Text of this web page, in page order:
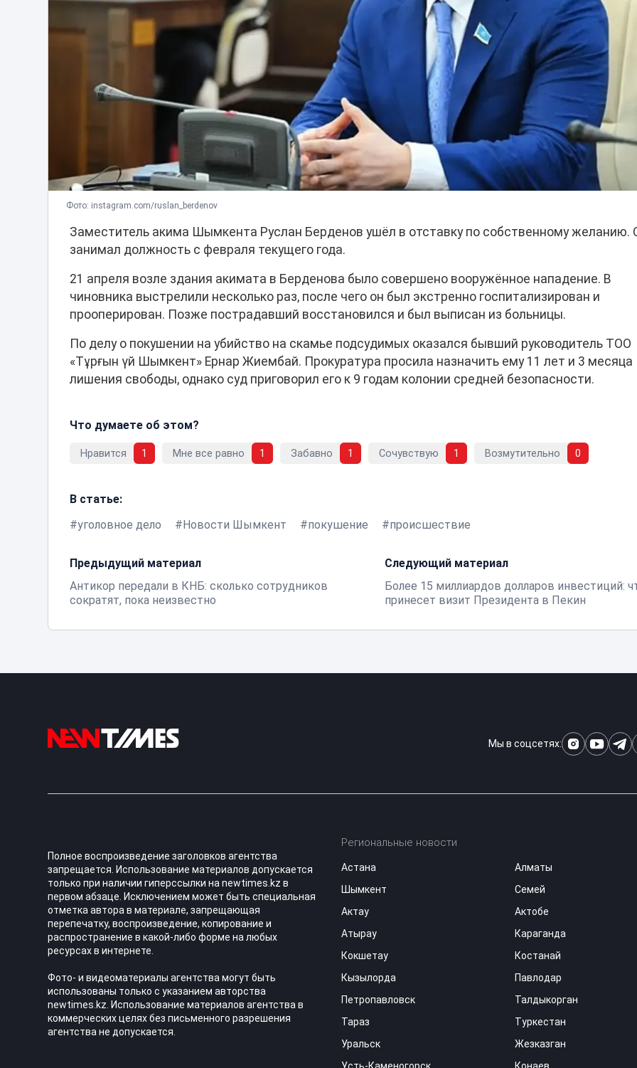
Фото: instagram.com/ruslan_berdenov
Заместитель акима Шымкента Руслан Берденов ушёл в отставку по собственному желанию.
занимал должность с февраля текущего года.
21 апреля возле здания акимата в Берденова было совершено вооружённое нападение. В
чиновника выстрелили несколько раз, после чего он был экстренно госпитализирован и
прооперирован. Позже пострадавший восстановился и был выписан из больницы.
По делу о покушении на убийство на скамье подсудимых оказался бывший руководитель ТОО
«Тұрғын үй Шымкент» Ернар Жиембай. Прокуратура просила назначить ему 11 лет и 3 месяца
лишения свободы, однако суд приговорил его к 9 годам колонии средней безопасности.
Что думаете об этом?
Нравится 1 Мне все равно 1 Забавно 1 Сочувствую 1 Возмутительно 0
В статье:
уголовное дело
Новости Шымкент покушение происшествие
Предыдущий материал
Антикор передали в КНБ: сколько сотрудников
сократят, пока неизвестно
Следующий материал
Более 15 миллиардов долларов инвестиций:
принесет визит Президента в Пекин
Мы в соцсетях:
Полное воспроизведение заголовков агентства
запрещается. Использование материалов допускается
только при наличии гиперссылки на newtimes.kz в
первом абзаце. Исключением может быть специальная
отметка автора в материале, запрещающая
перепечатку, воспроизведение, копирование и
распространение в какой-либо форме на любых
ресурсах в интернете.
Фото- и видеоматериалы агентства могут быть
использованы только с указанием авторства
newtimes.kz. Использование материалов агентства в
коммерческих целях без письменного разрешения
агентства не допускается.
Региональные новости
Астана
Алматы
Шымкент
Семей
Актау
Актобе
Атырау
Караганда
Кокшетау
Костанай
Кызылорда
Павлодар
Петропавловск
Талдыкорган
Тараз
Туркестан
Уральск
Жезказган